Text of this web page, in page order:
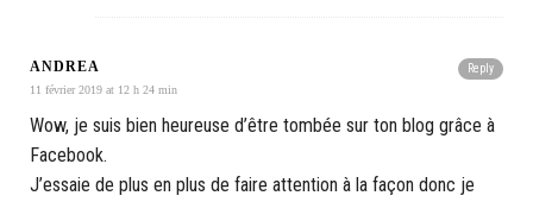
Reply
ANDREA
11 février 2019 at 12 h 24 min
Wow, je suis bien heureuse d’être tombée sur ton blog grâce à
Facebook.
J’essaie de plus en plus de faire attention à la façon donc je